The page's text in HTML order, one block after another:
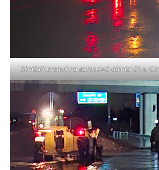
Silničáři pracují na zatopené dálnici D1 u